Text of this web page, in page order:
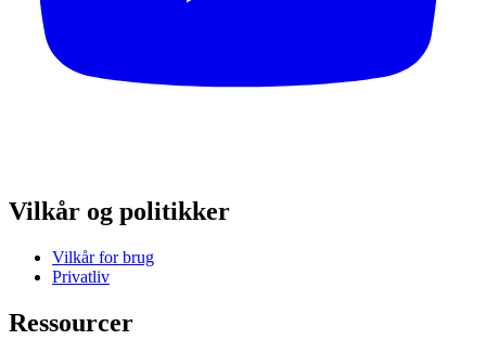
Vilkår og politikker
Vilkår for brug
Privatliv
Ressourcer